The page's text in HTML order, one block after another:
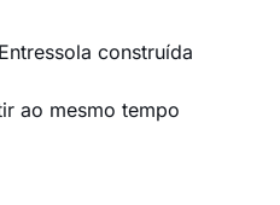
construída
ao mesmo tempo